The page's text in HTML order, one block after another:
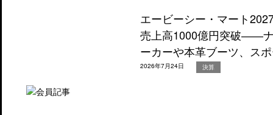
エービーシー・マート
売上高1000億円突破――
ーカーや本革ブーツ、ス
2026年7月24日 決算